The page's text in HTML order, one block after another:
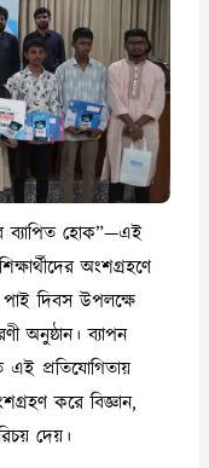
ব্যাপিত হোক”—এই
অংশগ্রহণে
পাই দিবস উপলক্ষে
অনুষ্ঠান। ব্যাপন
এই প্রতিযোগিতায়
করে বিজ্ঞান,
দেয়।